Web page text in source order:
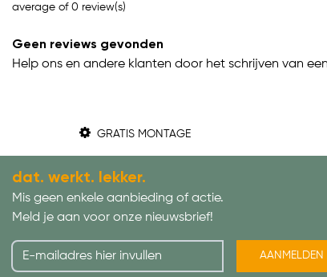
average of 0 review(s)
Geen reviews gevonden
Help ons en andere klanten door het schrijven van
GRATIS MONTAGE
dat. werkt. lekker.
Mis geen enkele aanbieding of actie.
Meld je aan voor onze nieuwsbrief!
AANMELDEN